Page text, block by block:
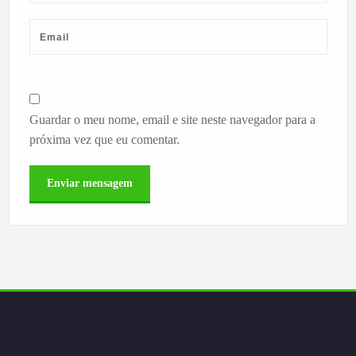
Guardar o meu nome, email e site neste navegador para a
próxima vez que eu comentar.